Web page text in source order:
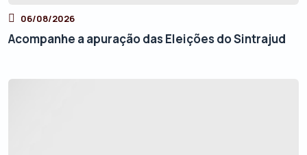
06/08/2026
Acompanhe a apuração das Eleições do Sintrajud